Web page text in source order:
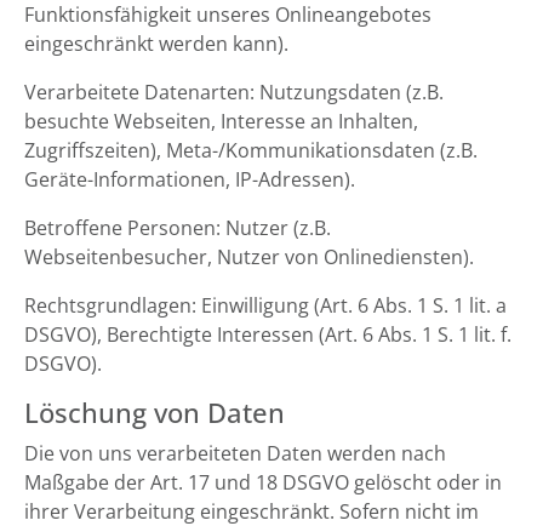
Funktionsfähigkeit unseres Onlineangebotes
eingeschränkt werden kann).
Verarbeitete Datenarten: Nutzungsdaten (z.B.
besuchte Webseiten, Interesse an Inhalten,
Zugriffszeiten), Meta-/Kommunikationsdaten (z.B.
Geräte-Informationen, IP-Adressen).
Betroffene Personen: Nutzer (z.B.
Webseitenbesucher, Nutzer von Onlinediensten).
Rechtsgrundlagen: Einwilligung (Art. 6 Abs. 1 S. 1 lit. a
DSGVO), Berechtigte Interessen (Art. 6 Abs. 1 S. 1 lit. f.
DSGVO).
Löschung von Daten
Die von uns verarbeiteten Daten werden nach
Maßgabe der Art. 17 und 18 DSGVO gelöscht oder in
ihrer Verarbeitung eingeschränkt. Sofern nicht im